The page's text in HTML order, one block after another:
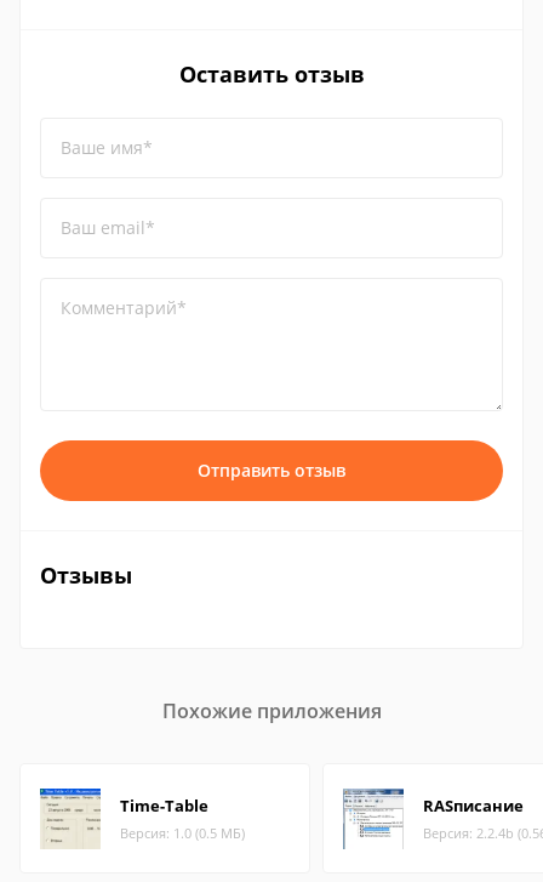
Оставить отзыв
Ваше имя*
Ваш email*
Комментарий*
Отправить отзыв
Отзывы
Похожие приложения
Time-Table
Версия: 1.0 (0.5 МБ)
RASписание
Версия: 2.2.4b